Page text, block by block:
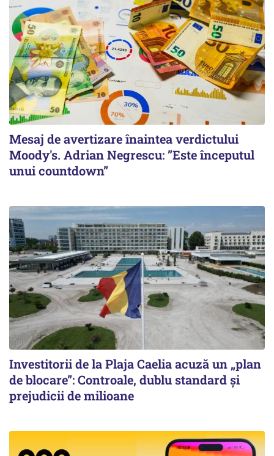
Mesaj de avertizare înaintea verdictului
Moody's. Adrian Negrescu: ”Este începutul
unui countdown”
Investitorii de la Plaja Caelia acuză un „plan
de blocare”: Controale, dublu standard și
prejudicii de milioane